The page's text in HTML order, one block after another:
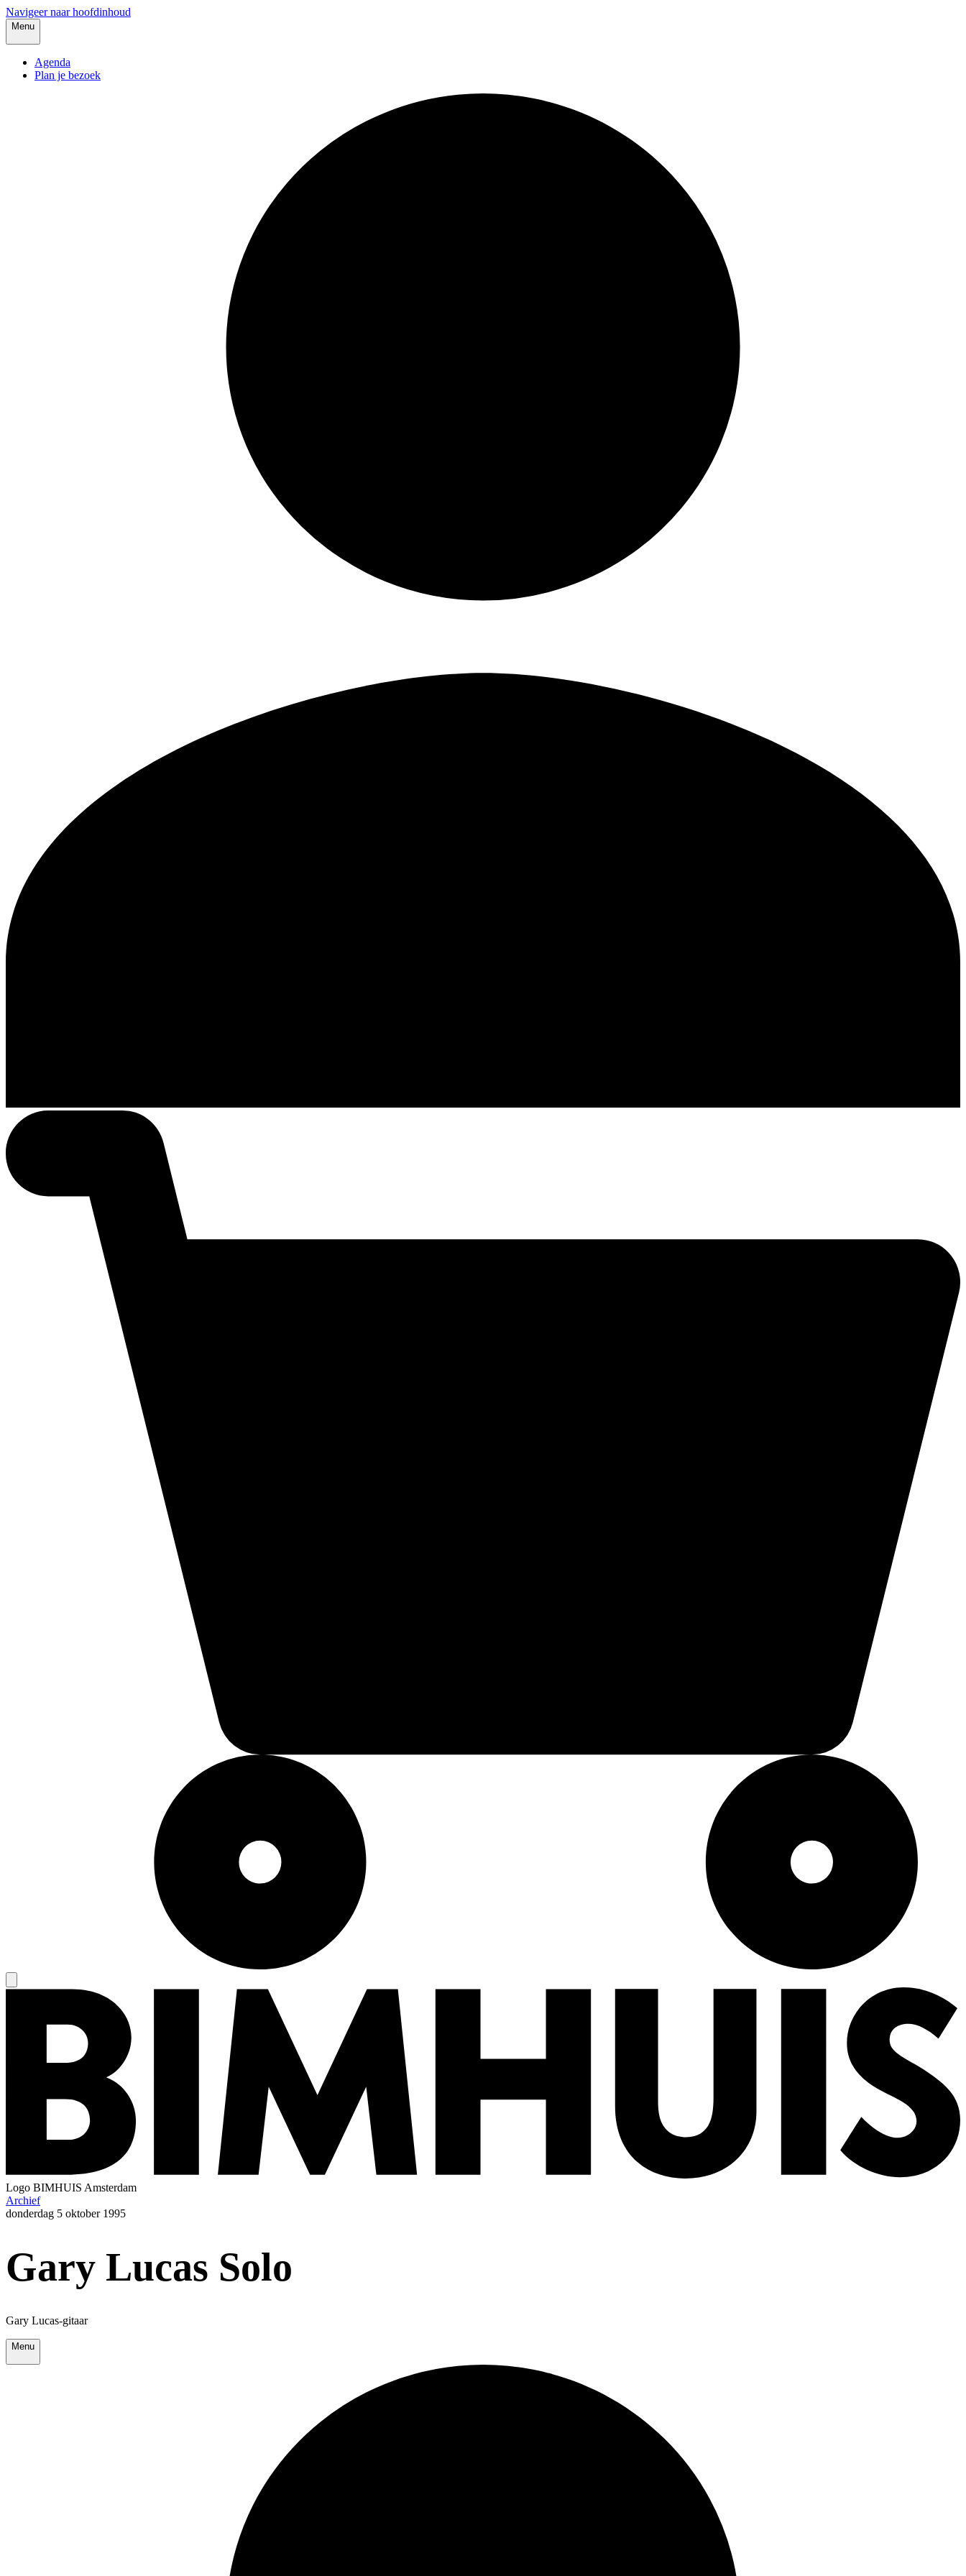
Navigeer naar hoofdinhoud
Menu
Agenda
Plan je bezoek
Logo BIMHUIS Amsterdam
Archief
donderdag 5 oktober 1995
Gary Lucas Solo
Gary Lucas-gitaar
Menu